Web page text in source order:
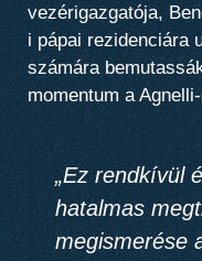
vezérigazgatója,
i pápai rezidenciára
számára
momentum a
„Ez rendkívül
hatalmas
megismerése